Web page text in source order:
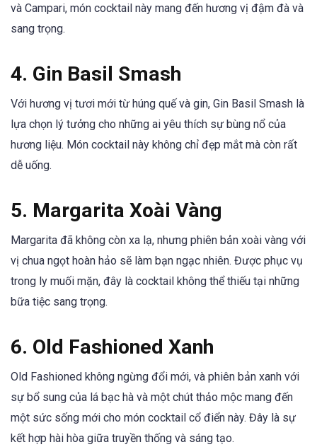
và Campari, món cocktail này mang đến hương vị đậm đà và
sang trọng.
4. Gin Basil Smash
Với hương vị tươi mới từ húng quế và gin, Gin Basil Smash là
lựa chọn lý tưởng cho những ai yêu thích sự bùng nổ của
hương liệu. Món cocktail này không chỉ đẹp mắt mà còn rất
dễ uống.
5. Margarita Xoài Vàng
Margarita đã không còn xa lạ, nhưng phiên bản xoài vàng với
vị chua ngọt hoàn hảo sẽ làm bạn ngạc nhiên. Được phục vụ
trong ly muối mặn, đây là cocktail không thể thiếu tại những
bữa tiệc sang trọng.
6. Old Fashioned Xanh
Old Fashioned không ngừng đổi mới, và phiên bản xanh với
sự bổ sung của lá bạc hà và một chút thảo mộc mang đến
một sức sống mới cho món cocktail cổ điển này. Đây là sự
kết hợp hài hòa giữa truyền thống và sáng tạo.